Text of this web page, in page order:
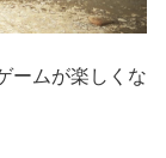
ームが楽しくな